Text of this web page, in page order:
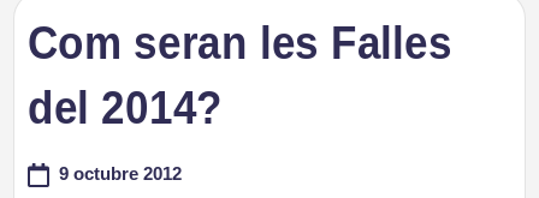
Com seran les Falles
del 2014?
9 octubre 2012